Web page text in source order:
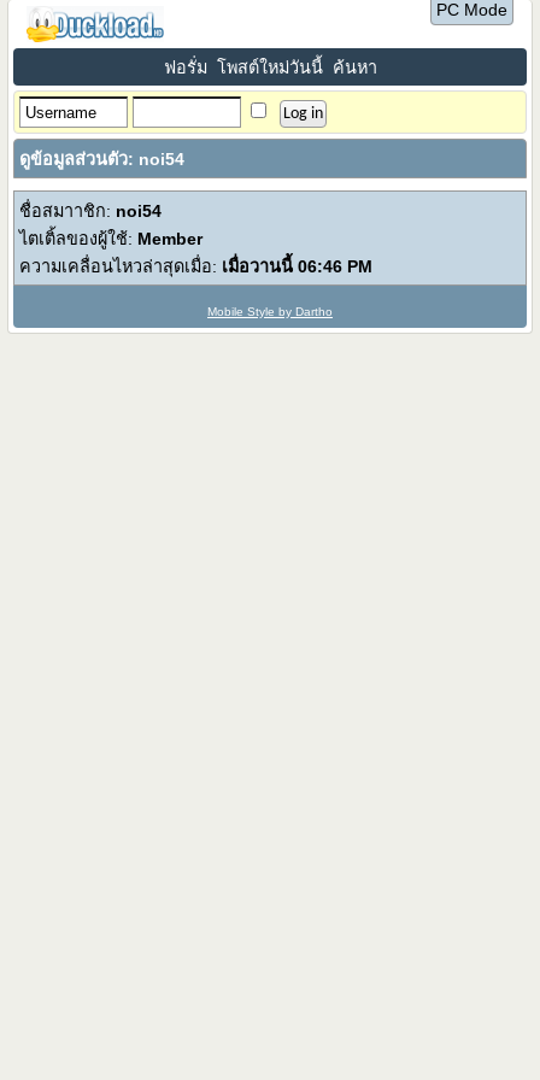
PC Mode
ฟอรั่ม โพสต์ใหม่วันนี้ ค้นหา
ดูข้อมูลส่วนตัว: noi54
ชื่อสมาาชิก: noi54
ไตเติ้ลของผู้ใช้: Member
ความเคลื่อนไหวล่าสุดเมื่อ: เมื่อวานนี้06:46 PM
Mobile Style by Dartho